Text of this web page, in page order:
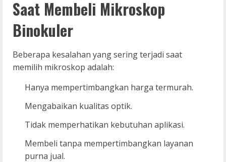
Saat Membeli Mikroskop
Binokuler
Beberapa kesalahan yang sering terjadi saat
memilih mikroskop adalah:
Hanya mempertimbangkan harga termurah.
Mengabaikan kualitas optik.
Tidak memperhatikan kebutuhan aplikasi.
Membeli tanpa mempertimbangkan layanan
purna jual.